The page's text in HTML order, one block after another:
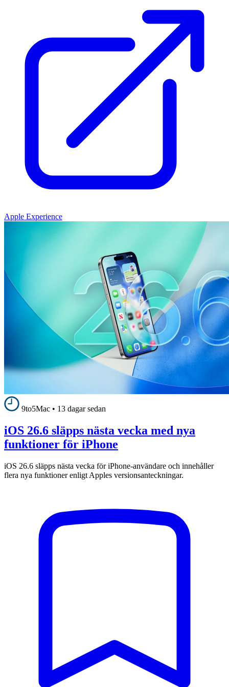
Apple Experience
9to5Mac • 13 dagar sedan
iOS 26.6 släpps nästa vecka med nya
funktioner för iPhone
iOS 26.6 släpps nästa vecka för iPhone-användare och innehåller
flera nya funktioner enligt Apples versionsanteckningar.